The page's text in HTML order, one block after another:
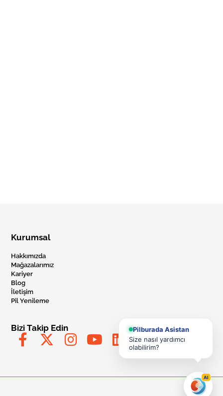
Kurumsal
Hakkımızda
Mağazalarımız
Kariyer
Blog
İletişim
Pil Yenileme
Bizi Takip Edin
Pilburada Asistan
Size nasıl yardımcı
olabilirim?
AI